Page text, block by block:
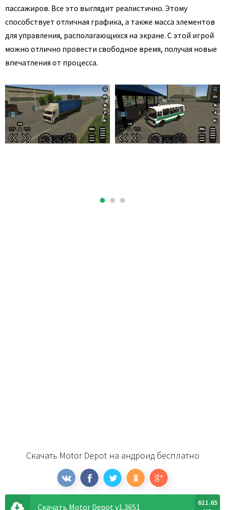
пассажиров. Все это выглядит реалистично. Этому
способствует отличная графика, а также масса элементов
для управления, располагающихся на экране. С этой игрой
можно отлично провести свободное время, получая новые
впечатления от процесса.
Скачать Motor Depot на андроид бесплатно
Скачать Motor Depot v1.3651
611.65